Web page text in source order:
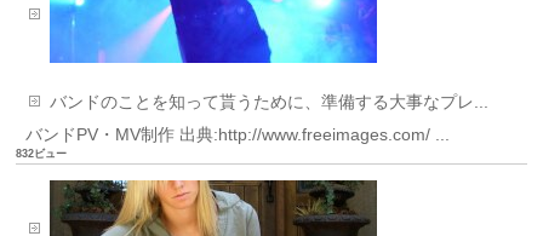
バンドのことを知って貰うために、準備する大事なプレ...
バンドPV・MV制作 出典:http://www.freeimages.com/ ...
832ビュー